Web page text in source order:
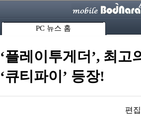
PC 뉴스 홈
‘플레이투게더’, 최고
‘큐티파이’ 등장!
편